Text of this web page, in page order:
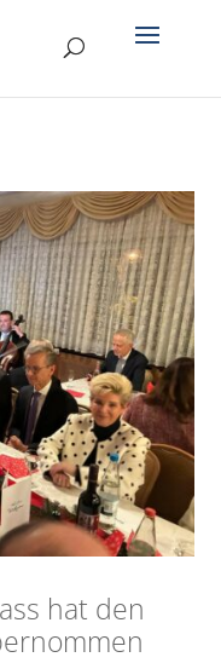
hat den